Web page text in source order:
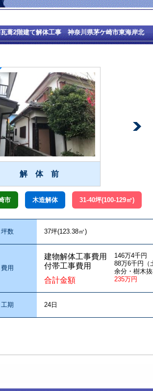
葺2階建て解体工事 神奈川県茅ケ崎市東海岸北
解 体 前
市 木造解体 31-40坪(100-129㎡)
坪数 37坪(123.38㎡)
費用
建物解体工事費用 146万4千円
付帯工事費用
88万6千円（
余分・樹木抜
合計金額 235万円
工期 24日